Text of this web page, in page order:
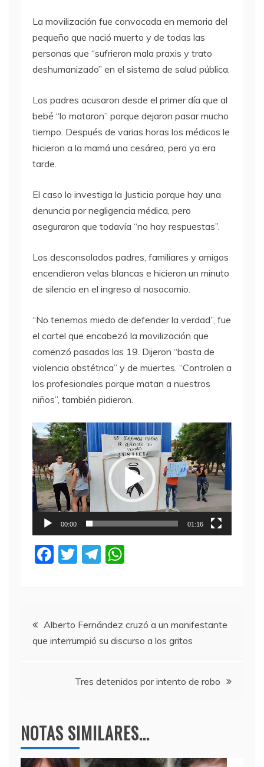
La movilización fue convocada en memoria del
pequeño que nació muerto y de todas las
personas que “sufrieron mala praxis y trato
deshumanizado” en el sistema de salud pública.
Los padres acusaron desde el primer día que al
bebé “lo mataron” porque dejaron pasar mucho
tiempo. Después de varias horas los médicos le
hicieron a la mamá una cesárea, pero ya era
tarde.
El caso lo investiga la Justicia porque hay una
denuncia por negligencia médica, pero
aseguraron que todavía “no hay respuestas”.
Los desconsolados padres, familiares y amigos
encendieron velas blancas e hicieron un minuto
de silencio en el ingreso al nosocomio.
“No tenemos miedo de defender la verdad”, fue
el cartel que encabezó la movilización que
comenzó pasadas las 19. Dijeron “basta de
violencia obstétrica” y de muertes. “Controlen a
los profesionales porque matan a nuestros
niños”, también pidieron.
Reproductor
de
video
00:00 01:16
F
b
o
T
T
a
m
A
p
Navegación
de
entradas
Alberto Fernández cruzó a un manifestante
que interrumpió su discurso a los gritos
Tres detenidos por intento de robo
NOTAS SIMILARES...